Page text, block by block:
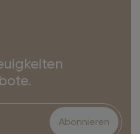
Abonnieren